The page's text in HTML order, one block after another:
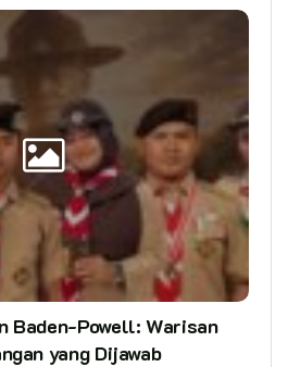
Baden-Powell: Warisan
yang Dijawab